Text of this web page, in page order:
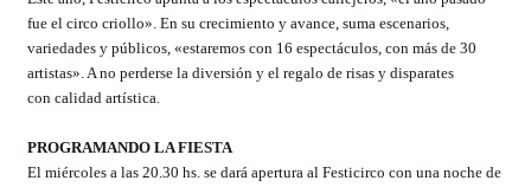
fue el circo criollo». En su crecimiento y avance, suma escenarios,
variedades y públicos, «estaremos con 16 espectáculos, con más de 30
artistas». A no perderse la diversión y el regalo de risas y disparates
con calidad artística.
PROGRAMANDO LA FIESTA
El miércoles a las 20.30 hs. se dará apertura al Festicirco con una noche de